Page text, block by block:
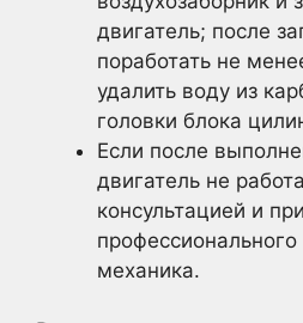
двигатель; после
поработать не
удалить воду из
головки блока
Если после
двигатель не
консультацией и
механика.